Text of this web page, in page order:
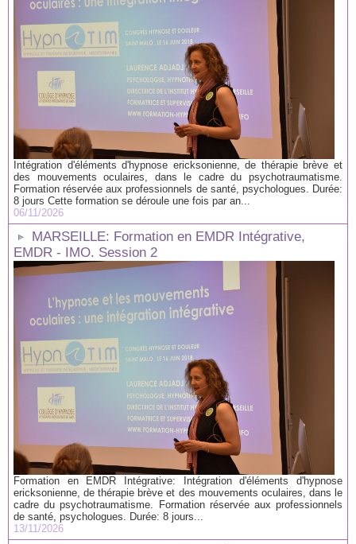
Intégration d'éléments d'hypnose ericksonienne, de thérapie brève et
des mouvements oculaires, dans le cadre du psychotraumatisme.
Formation réservée aux professionnels de santé, psychologues. Durée:
8 jours Cette formation se déroule une fois par an...
06/11/2026
MARSEILLE: Formation en EMDR Intégrative,
EMDR - IMO. Session 2
Formation en EMDR Intégrative: Intégration d'éléments d'hypnose
ericksonienne, de thérapie brève et des mouvements oculaires, dans le
cadre du psychotraumatisme. Formation réservée aux professionnels
de santé, psychologues. Durée: 8 jours...
13/11/2026